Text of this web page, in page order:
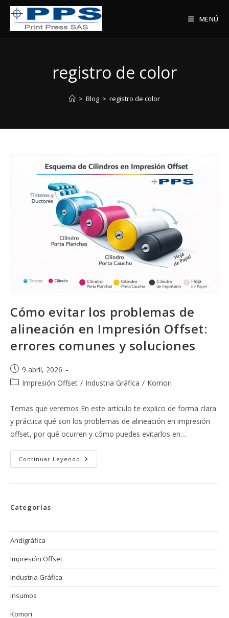
Saltar
contenido
MENÚ
registro de color
> Blog > registro de color
Cómo evitar los problemas de
alineación en Impresión Offset:
errores comunes y soluciones
Publicación
de
9 abril, 2026
Categoría
la
entrada:
Impresión Offset / Industria Gráfica / Komori
Temas que veremos En este artículo te explico de forma clara
y práctica qué son los problemas de alineación en impresión
offset, por qué ocurren y cómo puedes evitarlos en…
Continuar Leyendo Cómo
Evitar
Categorías
Andigráfica
Impresión Offset
Industria Gráfica
Insumos
Komori